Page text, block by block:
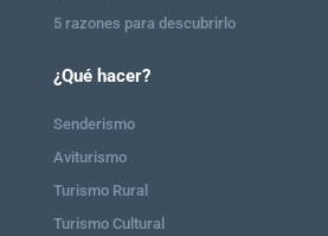
5 razones para descubrirlo
¿Qué hacer?
Senderismo
Aviturismo
Turismo Rural
Turismo Cultural